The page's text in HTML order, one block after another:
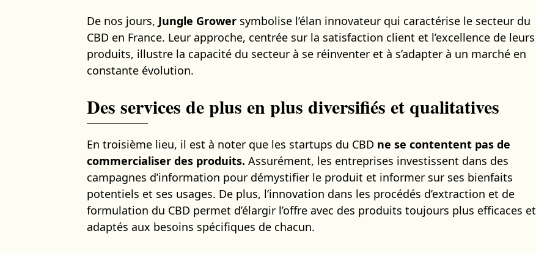
De nos jours, Jungle Grower symbolise l’élan innovateur qui caractérise le secteur du
CBD en France. Leur approche, centrée sur la satisfaction client et l’excellence de leurs
produits, illustre la capacité du secteur à se réinventer et à s’adapter à un marché en
constante évolution.
Des services de plus en plus diversifiés et qualitatives
En troisième lieu, il est à noter que les startups du CBD ne se contentent pas de
commercialiser des produits. Assurément, les entreprises investissent dans des
campagnes d’information pour démystifier le produit et informer sur ses bienfaits
potentiels et ses usages. De plus, l’innovation dans les procédés d’extraction et de
formulation du CBD permet d’élargir l’offre avec des produits toujours plus efficaces et
adaptés aux besoins spécifiques de chacun.